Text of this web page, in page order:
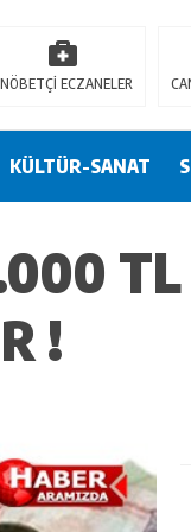
NÖBETÇİ ECZANELER
KÜLTÜR-SANAT
!